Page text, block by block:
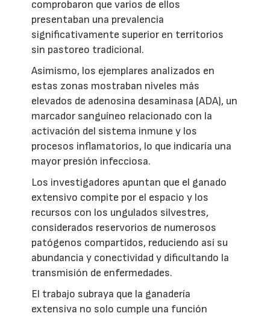
comprobaron que varios de ellos
presentaban una prevalencia
significativamente superior en territorios
sin pastoreo tradicional.
Asimismo, los ejemplares analizados en
estas zonas mostraban niveles más
elevados de adenosina desaminasa (ADA), un
marcador sanguíneo relacionado con la
activación del sistema inmune y los
procesos inflamatorios, lo que indicaría una
mayor presión infecciosa.
Los investigadores apuntan que el ganado
extensivo compite por el espacio y los
recursos con los ungulados silvestres,
considerados reservorios de numerosos
patógenos compartidos, reduciendo así su
abundancia y conectividad y dificultando la
transmisión de enfermedades.
El trabajo subraya que la ganadería
extensiva no solo cumple una función